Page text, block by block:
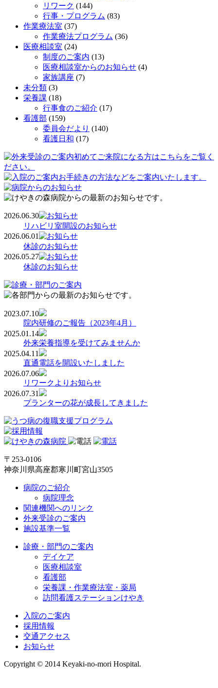
リワーク (144)
行事・プログラム (83)
作業療法室 (37)
作業療法プログラム (36)
医療相談室 (24)
制度のご案内 (13)
医療相談室からのお知らせ (4)
家族講座 (7)
未分類 (3)
栄養課 (18)
行事食のご紹介 (17)
看護部 (159)
委員会だより (140)
看護日和 (17)
2026.06.30
リハビリ室開設のお知らせ
2026.06.01
休診のお知らせ
2026.05.27
休診のお知らせ
2023.07.10
院内研修のご報告（2023年4月）
2025.01.14
外来栄養指導を受けてみませんか
2025.04.11
直通電話を開設いたしました
2026.07.06
リワークよりお知らせ
2026.07.31
プランターの花が成長してきました
〒253-0106
神奈川県高座郡寒川町宮山3505
病院のご紹介
病院理念
関連機関へのリンク
外来受診のご案内
施設基準一覧
診療・部門のご案内
デイケア
医療相談室
看護部
栄養課・作業療法室・薬局
訪問看護ステーションけやき
入院のご案内
採用情報
交通アクセス
お知らせ
Copyright © 2014 Keyaki-no-mori Hospital.